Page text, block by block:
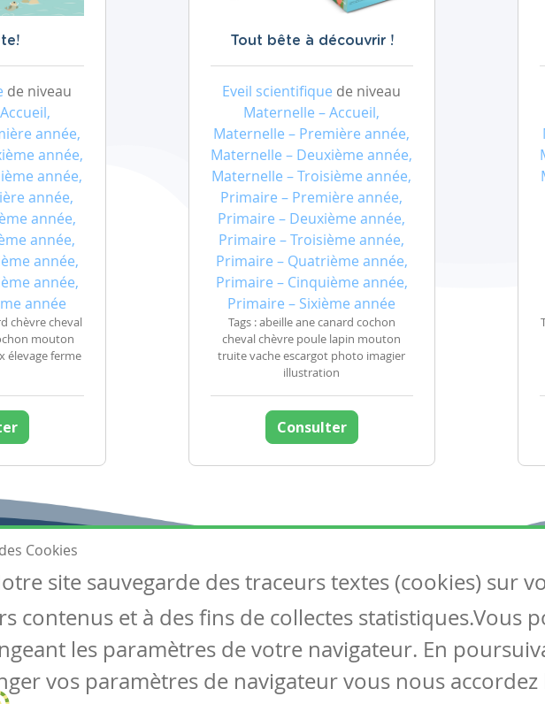
de niveau
année,
année,
année,
année,
année,
année,
année,
année,
année
chèvre cheval
mouton
élevage ferme
Tout bête à découvrir !
Eveil scientifique de niveau
Maternelle – Accueil,
Maternelle – Première année,
Maternelle – Deuxième année,
Maternelle – Troisième année,
Primaire – Première année,
Primaire – Deuxième année,
Primaire – Troisième année,
Primaire – Quatrième année,
Primaire – Cinquième année,
Primaire – Sixième année
Tags : abeille ane canard cochon
cheval chèvre poule lapin mouton
truite vache escargot photo imagier
illustration
Consulter
Articles
Tous les articles
Articles DYS
Circulaires
Cookies
site sauvegarde des traceurs textes (cookies) sur
contenus et à des fins de collectes statistiques.Vous
les paramètres de votre navigateur. En
vos paramètres de navigateur vous nous